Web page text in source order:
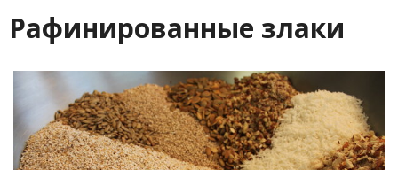
Рафинированные злаки